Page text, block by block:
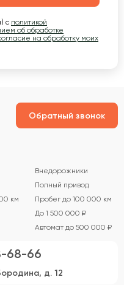
с политикой
об обработке
на обработку моих
Обратный звонок
Внедорожники
Полный привод
км
Пробег до 100 000 км
До 1 500 000 ₽
Автомат до 500 000 ₽
68-66
д. 12